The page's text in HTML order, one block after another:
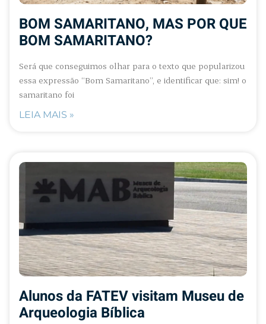
BOM SAMARITANO, MAS POR QUE
BOM SAMARITANO?
Será que conseguimos olhar para o texto que popularizou
essa expressão “Bom Samaritano”, e identificar que: sim! o
samaritano foi
LEIA MAIS »
Alunos da FATEV visitam Museu de
Arqueologia Bíblica